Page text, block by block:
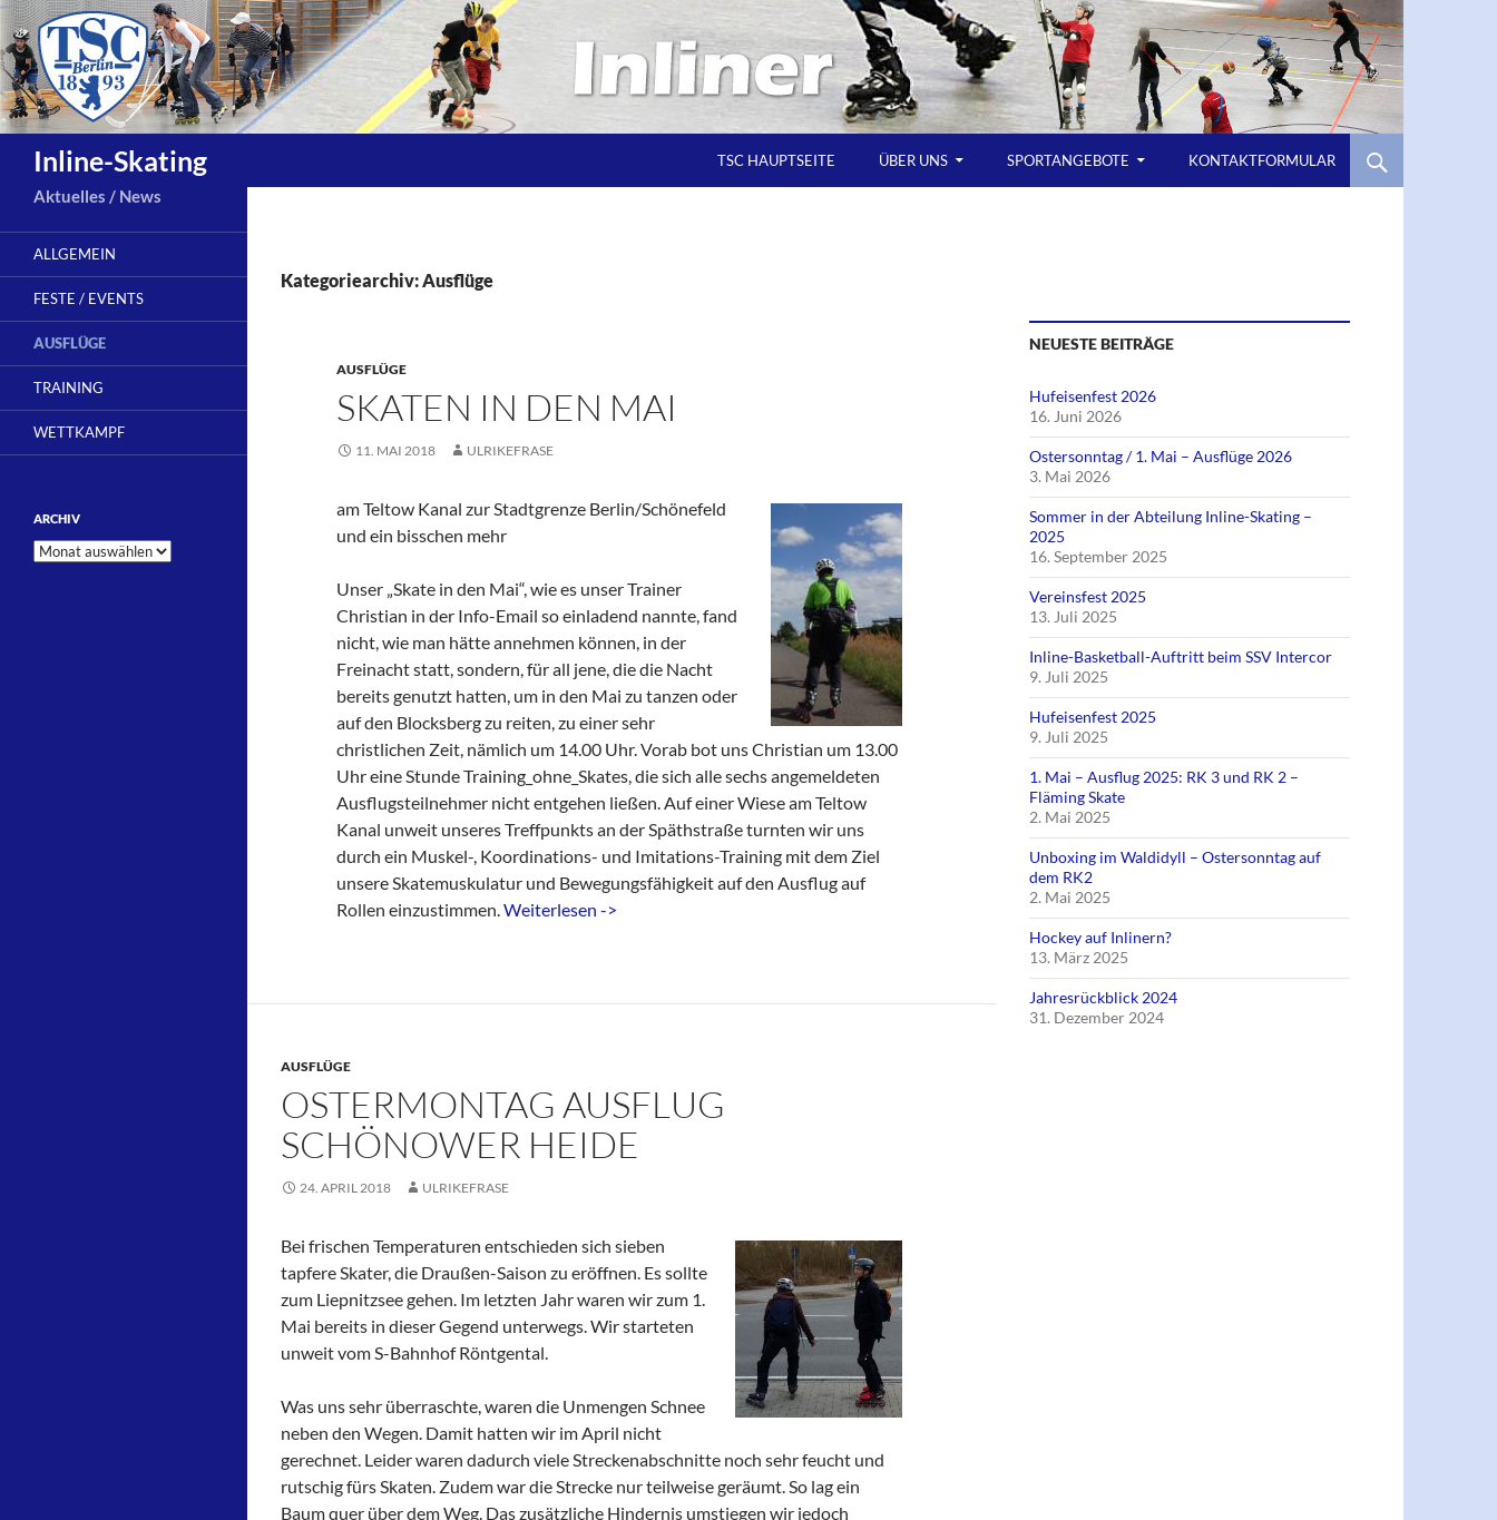
Zum
Inhalt
springen
Inline-Skating
Suchen
TSC HAUPTSEITE ÜBER UNS SPORTANGEBOTE KONTAKTFORMULAR
Kategoriearchiv: Ausflüge
AUSFLÜGE
SKATEN IN DEN MAI
11. MAI 2018 ULRIKEFRASE
am Teltow Kanal zur Stadtgrenze Berlin/Schönefeld
und ein bisschen mehr
Unser „Skate in den Mai“, wie es unser Trainer
Christian in der Info-Email so einladend nannte, fand
nicht, wie man hätte annehmen können, in der
Freinacht statt, sondern, für all jene, die die Nacht
bereits genutzt hatten, um in den Mai zu tanzen oder
auf den Blocksberg zu reiten, zu einer sehr
christlichen Zeit, nämlich um 14.00 Uhr. Vorab bot uns Christian um 13.00
Uhr eine Stunde Training_ohne_Skates, die sich alle sechs angemeldeten
Ausflugsteilnehmer nicht entgehen ließen. Auf einer Wiese am Teltow
Kanal unweit unseres Treffpunkts an der Späthstraße turnten wir uns
durch ein Muskel-, Koordinations- und Imitations-Training mit dem Ziel
unsere Skatemuskulatur und Bewegungsfähigkeit auf den Ausflug auf
Rollen einzustimmen.Weiterlesen ->
AUSFLÜGE
OSTERMONTAG AUSFLUG
SCHÖNOWER HEIDE
24. APRIL 2018 ULRIKEFRASE
Bei frischen Temperaturen entschieden sich sieben
tapfere Skater, die Draußen-Saison zu eröffnen. Es sollte
zum Liepnitzsee gehen. Im letzten Jahr waren wir zum 1.
Mai bereits in dieser Gegend unterwegs. Wir starteten
unweit vom S-Bahnhof Röntgental.
Was uns sehr überraschte, waren die Unmengen Schnee
neben den Wegen. Damit hatten wir im April nicht
gerechnet. Leider waren dadurch viele Streckenabschnitte noch sehr feucht und
rutschig fürs Skaten. Zudem war die Strecke nur teilweise geräumt. So lag ein
Baum quer über dem Weg. Das zusätzliche Hindernis umstiegen wir jedoch
NEUESTE BEITRÄGE
Hufeisenfest 2026
16. Juni 2026
Ostersonntag / 1. Mai – Ausflüge 2026
3. Mai 2026
Sommer in der Abteilung Inline-Skating –
2025
16. September 2025
Vereinsfest 2025
13. Juli 2025
Inline-Basketball-Auftritt beim SSV Intercor
9. Juli 2025
Hufeisenfest 2025
9. Juli 2025
1. Mai – Ausflug 2025: RK 3 und RK 2 –
Fläming Skate
2. Mai 2025
Unboxing im Waldidyll – Ostersonntag auf
dem RK2
2. Mai 2025
Hockey auf Inlinern?
13. März 2025
Jahresrückblick 2024
31. Dezember 2024
Aktuelles / News
ALLGEMEIN
FESTE / EVENTS
AUSFLÜGE
TRAINING
WETTKAMPF
ARCHIV
Archiv